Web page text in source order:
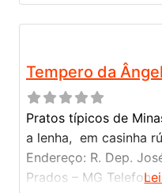
Tempero da
Pratos típicos de
a lenha, em casinha
Endereço: R. Dep.
Prados – MG